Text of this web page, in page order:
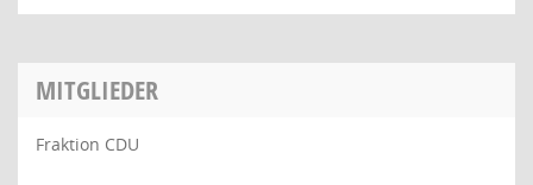
MITGLIEDER
Fraktion CDU